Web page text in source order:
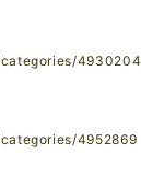
4930204
4952869